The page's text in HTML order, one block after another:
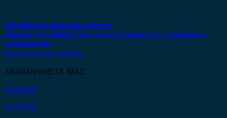
Δεν βρήκατε αυτό που ψάχνετε;
Είμαστε στη διάθεση σας να απαντήσουμε σε οποιαδήποτε
ερώτηση σας.
Επικοινωνήστε μαζί μας
ΑΚΟΛΟΥΘΗΣΤΕ ΜΑΣ
Facebook
ΧΑΡΤΗΣ